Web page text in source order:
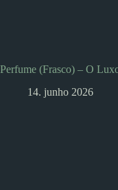
Perfume (Frasco) – O
14. junho 2026